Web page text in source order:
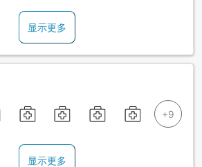
显示更多
显示更多